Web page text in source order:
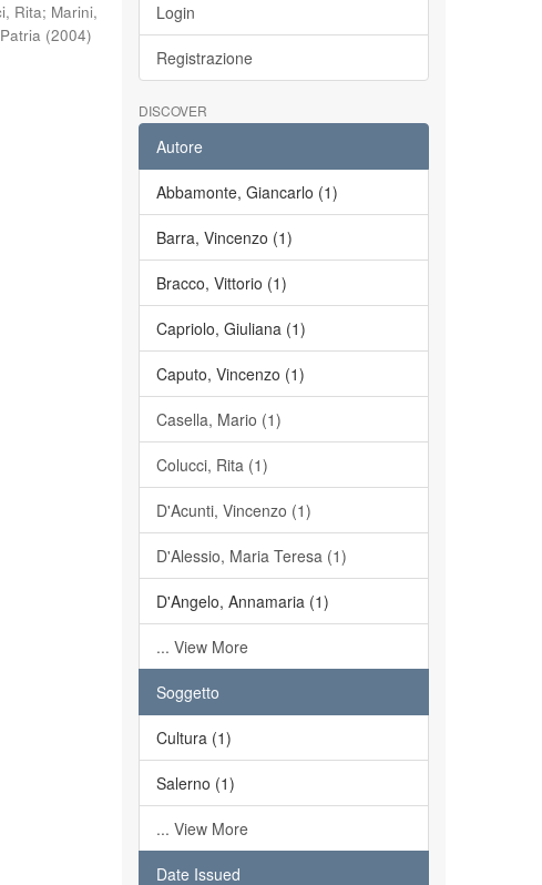
Rita; Marini,
(2004)
Login
Registrazione
DISCOVER
Autore
Abbamonte, Giancarlo (1)
Barra, Vincenzo (1)
Bracco, Vittorio (1)
Capriolo, Giuliana (1)
Caputo, Vincenzo (1)
Casella, Mario (1)
Colucci, Rita (1)
D'Acunti, Vincenzo (1)
D'Alessio, Maria Teresa (1)
D'Angelo, Annamaria (1)
... View More
Soggetto
Cultura (1)
Salerno (1)
... View More
Date Issued